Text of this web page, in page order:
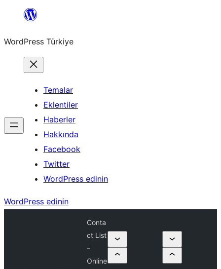
İçeriğe
WordPress Türkiye
Temalar
Eklentiler
Haberler
Hakkında
Facebook
Twitter
WordPress edinin
WordPress edinin
Conta
ct List
–
Online